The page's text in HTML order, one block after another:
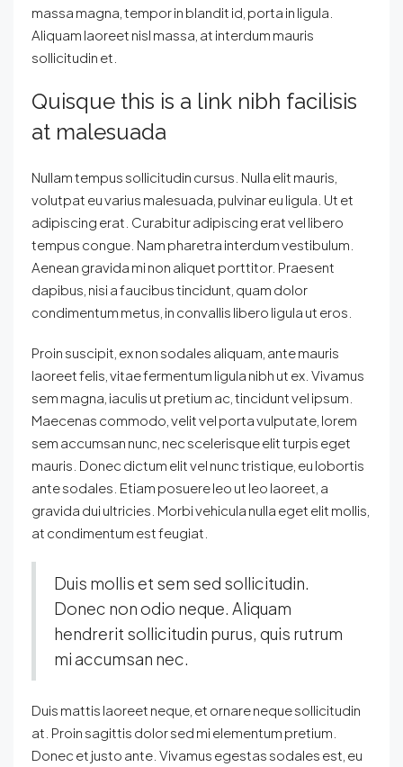
massa magna, tempor in blandit id, porta in ligula.
Aliquam laoreet nisl massa, at interdum mauris
sollicitudin et.
Quisque this is a link nibh facilisis
at malesuada
Nullam tempus sollicitudin cursus. Nulla elit mauris,
volutpat eu varius malesuada, pulvinar eu ligula. Ut et
adipiscing erat. Curabitur adipiscing erat vel libero
tempus congue. Nam pharetra interdum vestibulum.
Aenean gravida mi non aliquet porttitor. Praesent
dapibus, nisi a faucibus tincidunt, quam dolor
condimentum metus, in convallis libero ligula ut eros.
Proin suscipit, ex non sodales aliquam, ante mauris
laoreet felis, vitae fermentum ligula nibh ut ex. Vivamus
sem magna, iaculis ut pretium ac, tincidunt vel ipsum.
Maecenas commodo, velit vel porta vulputate, lorem
sem accumsan nunc, nec scelerisque elit turpis eget
mauris. Donec dictum elit vel nunc tristique, eu lobortis
ante sodales. Etiam posuere leo ut leo laoreet, a
gravida dui ultricies. Morbi vehicula nulla eget elit mollis,
at condimentum est feugiat.
Duis mollis et sem sed sollicitudin.
Donec non odio neque. Aliquam
hendrerit sollicitudin purus, quis rutrum
mi accumsan nec.
Duis mattis laoreet neque, et ornare neque sollicitudin
at. Proin sagittis dolor sed mi elementum pretium.
Donec et justo ante. Vivamus egestas sodales est, eu